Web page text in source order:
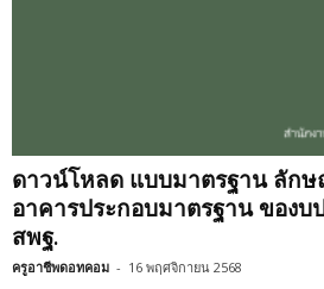
ดาวน์โหลด แบบมาตรฐาน ลักษ
อาคารประกอบมาตรฐาน ของ
สพฐ.
ครูอาชีพดอทคอม - 16 พฤศจิกายน 2568